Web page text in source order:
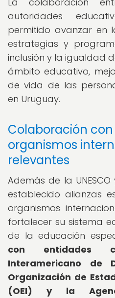
autoridades
permitido avanzar en
estrategias y
inclusión y la igualdad
ámbito educativo,
de vida de las
en Uruguay.
Colaboración
organismos
relevantes
Además de la
establecido alianzas
organismos
fortalecer su sistema
de la educación
con entidades
Interamericano de
Organización de
(OEI) y la